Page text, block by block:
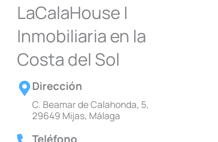
LaCalaHouse |
Inmobiliaria en la
Costa del Sol
Dirección
C. Beamar de Calahonda, 5,
29649 Mijas, Málaga
Teléfono